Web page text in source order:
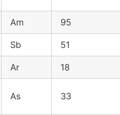
Am 95
Sb 51
Ar 18
As 33